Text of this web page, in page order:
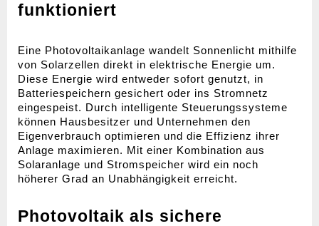
funktioniert
Eine Photovoltaikanlage wandelt Sonnenlicht mithilfe
von Solarzellen direkt in elektrische Energie um.
Diese Energie wird entweder sofort genutzt, in
Batteriespeichern gesichert oder ins Stromnetz
eingespeist. Durch intelligente Steuerungssysteme
können Hausbesitzer und Unternehmen den
Eigenverbrauch optimieren und die Effizienz ihrer
Anlage maximieren. Mit einer Kombination aus
Solaranlage und Stromspeicher wird ein noch
höherer Grad an Unabhängigkeit erreicht.
Photovoltaik als sichere